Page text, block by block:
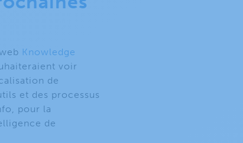
Knowledge
voir
de
et des processus
pour la
de